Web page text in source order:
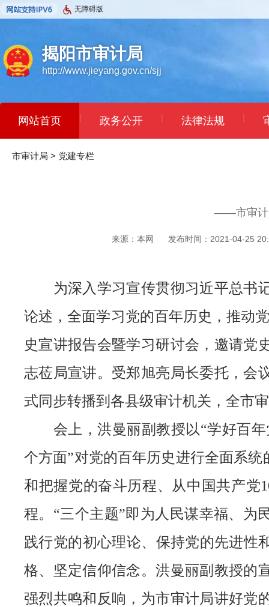
无障碍版
揭阳市审计局
http://www.jieyang.gov.cn/sjj
网站首页 | 政务公开 | 法律法规 |
市审计局 > 党建专栏
——市审计
来源：本网 发布时间：2021-04-25
为深入学习宣传贯彻习近平总书记
论述，全面学习党的百年历史，推动
史宣讲报告会暨学习研讨会，邀请党
志莅局宣讲。受郑旭亮局长委托，会
式同步转播到各县级审计机关，全市
会上，洪曼丽副教授以“学好百年
个方面”对党的百年历史进行全面系
和把握党的奋斗历程、从中国共产党
程。“三个主题”即为人民谋幸福、为
践行党的初心理论、保持党的先进性
格、坚定信仰信念。洪曼丽副教授的
强烈共鸣和反响，为市审计局讲好党